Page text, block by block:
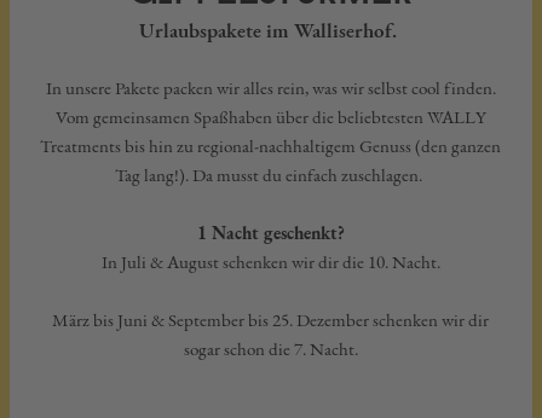
Urlaubspakete im Walliserhof.
In unsere Pakete packen wir alles rein, was wir selbst cool finden.
Vom gemeinsamen Spaßhaben über die beliebtesten WALLY
Treatments bis hin zu regional-nachhaltigem Genuss (den ganzen
Tag lang!). Da musst du einfach zuschlagen.
1 Nacht geschenkt?
In Juli & August schenken wir dir die 10. Nacht.
März bis Juni & September bis 25. Dezember schenken wir dir
sogar schon die 7. Nacht.